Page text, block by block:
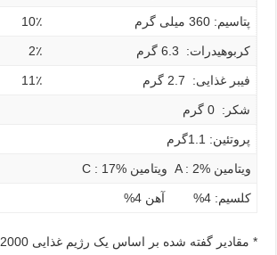
پتاسیم: 360 میلی گرم 10٪
کربوهیدرات: 6.3 گرم 2٪
فیبر غذایی: 2.7 گرم 11٪
شکر: 0 گرم
پروتئین: 1.1گرم
ویتامین A : 2% ویتامین C : 17%
کلسیم: 4% آهن 4%
* مقادیر گفته شده بر اساس یک رژیم غذایی 2000 کالری می باشد.